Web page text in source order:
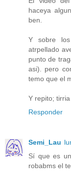
haceya
ben.
Y sobre
atrpellado
punto de
asi). pero
temo que el
Y repito;
Responder
Semi_Lau
Sí que es
robabms el